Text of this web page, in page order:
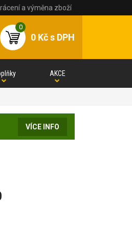
a výměna zboží
0
0 Kčs DPH
AKCE
VÍCE INFO